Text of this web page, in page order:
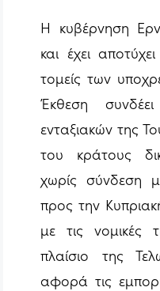
Η κυβέρνηση
και έχει
τομείς των
Έκθεση
ενταξιακών της
του κράτους
χωρίς σύνδεση
προς την
με τις νομικές
πλαίσιο της
αφορά τις